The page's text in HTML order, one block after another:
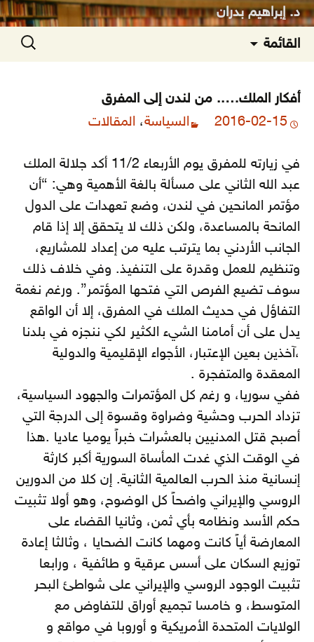
د. إبراهيم بدران
القائمة
إلى
البحث
عن:
أفكار الملك….. من لندن إلى المفرق
2016-02-15
السياسة، المقالات
في زيارته للمفرق يوم الأربعاء 11/2 أكد جلالة الملك
عبد الله الثاني على مسألة بالغة الأهمية وهي: “أن
مؤتمر المانحين في لندن، وضع تعهدات على الدول
المانحة بالمساعدة، ولكن ذلك لا يتحقق إلا إذا قام
الجانب الأردني بما يترتب عليه من إعداد للمشاريع،
وتنظيم للعمل وقدرة على التنفيذ. وفي خلاف ذلك
سوف تضيع الفرص التي فتحها المؤتمر”. ورغم نغمة
التفاؤل في حديث الملك في المفرق، إلا أن الواقع
يدل على أن أمامنا الشيء الكثير لكي ننجزه في بلدنا
،آخذين بعين الإعتبار، الأجواء الإقليمية والدولية
المعقدة والمتفجرة .
ففي سوريا، و رغم كل المؤتمرات والجهود السياسية،
تزداد الحرب وحشية وضراوة وقسوة إلى الدرجة التي
أصبح قتل المدنيين بالعشرات خبراً يوميا عاديا .هذا
في الوقت الذي غدت المأساة السورية أكبر كارثة
إنسانية منذ الحرب العالمية الثانية. إن كلا من الدورين
الروسي والإيراني واضحاً كل الوضوح، وهو أولا تثبيت
حكم الأسد ونظامه بأي ثمن، وثانيا القضاء على
المعارضة أياً كانت ومهما كانت الضحايا ، وثالثا إعادة
توزيع السكان على أسس عرقية و طائفية ، ورابعا
تثبيت الوجود الروسي والإيراني على شواطئ البحر
المتوسط، و خامسا تجميع أوراق للتفاوض مع
الولايات المتحدة الأمريكية و أوروبا في مواقع و